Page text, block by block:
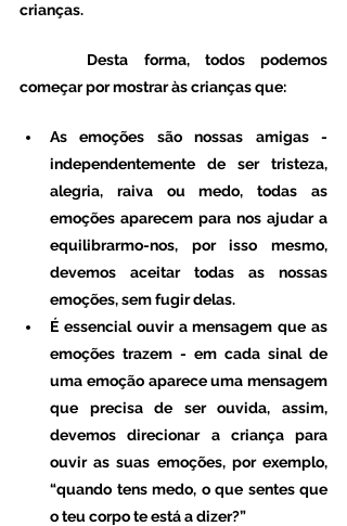
crianças.
começar por mostrar às crianças que:
As emoções são nossas amigas -
independentemente de ser tristeza,
alegria, raiva ou medo, todas as
emoções aparecem para nos ajudar a
equilibrarmo-nos, por isso mesmo,
devemos aceitar todas as nossas
emoções, sem fugir delas.
É essencial ouvir a mensagem que as
emoções trazem - em cada sinal de
uma emoção aparece uma mensagem
que precisa de ser ouvida, assim,
devemos direcionar a criança para
ouvir as suas emoções, por exemplo,
“quando tens medo, o que sentes que
o teu corpo te está a dizer?”